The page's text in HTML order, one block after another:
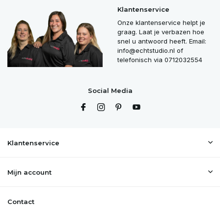
Klantenservice
Onze klantenservice helpt je
graag. Laat je verbazen hoe
snel u antwoord heeft. Email:
info@echtstudio.nl of
telefonisch via 0712032554
Social Media
Klantenservice
Mijn account
Contact